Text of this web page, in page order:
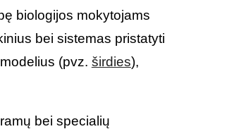
biologijos mokytojams
bei sistemas pristatyti
(pvz. širdies),
bei specialių